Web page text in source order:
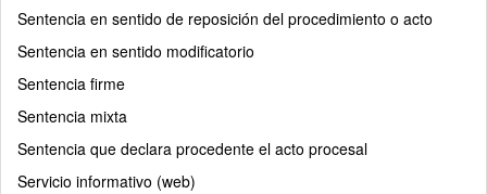
Sentencia en sentido de reposición del procedimiento o acto
Sentencia en sentido modificatorio
Sentencia firme
Sentencia mixta
Sentencia que declara procedente el acto procesal
Servicio informativo (web)